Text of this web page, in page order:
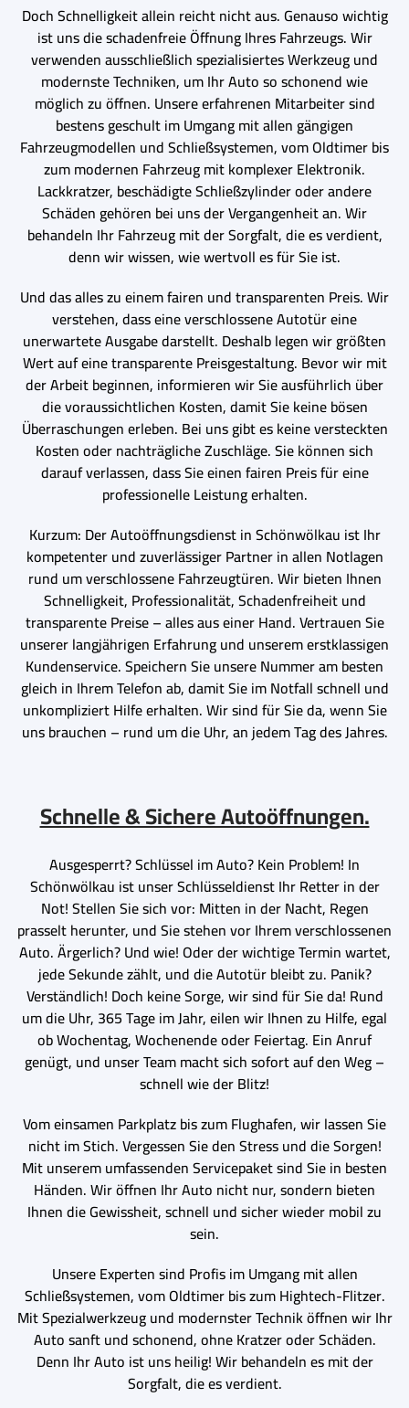
Doch Schnelligkeit allein reicht nicht aus. Genauso wichtig
ist uns die schadenfreie Öffnung Ihres Fahrzeugs. Wir
verwenden ausschließlich spezialisiertes Werkzeug und
modernste Techniken, um Ihr Auto so schonend wie
möglich zu öffnen. Unsere erfahrenen Mitarbeiter sind
bestens geschult im Umgang mit allen gängigen
Fahrzeugmodellen und Schließsystemen, vom Oldtimer bis
zum modernen Fahrzeug mit komplexer Elektronik.
Lackkratzer, beschädigte Schließzylinder oder andere
Schäden gehören bei uns der Vergangenheit an. Wir
behandeln Ihr Fahrzeug mit der Sorgfalt, die es verdient,
denn wir wissen, wie wertvoll es für Sie ist.
Und das alles zu einem fairen und transparenten Preis. Wir
verstehen, dass eine verschlossene Autotür eine
unerwartete Ausgabe darstellt. Deshalb legen wir größten
Wert auf eine transparente Preisgestaltung. Bevor wir mit
der Arbeit beginnen, informieren wir Sie ausführlich über
die voraussichtlichen Kosten, damit Sie keine bösen
Überraschungen erleben. Bei uns gibt es keine versteckten
Kosten oder nachträgliche Zuschläge. Sie können sich
darauf verlassen, dass Sie einen fairen Preis für eine
professionelle Leistung erhalten.
Kurzum: Der Autoöffnungsdienst in Schönwölkau ist Ihr
kompetenter und zuverlässiger Partner in allen Notlagen
rund um verschlossene Fahrzeugtüren. Wir bieten Ihnen
Schnelligkeit, Professionalität, Schadenfreiheit und
transparente Preise – alles aus einer Hand. Vertrauen Sie
unserer langjährigen Erfahrung und unserem erstklassigen
Kundenservice. Speichern Sie unsere Nummer am besten
gleich in Ihrem Telefon ab, damit Sie im Notfall schnell und
unkompliziert Hilfe erhalten. Wir sind für Sie da, wenn Sie
uns brauchen – rund um die Uhr, an jedem Tag des Jahres.
Schnelle & Sichere Autoöffnungen.
Ausgesperrt? Schlüssel im Auto? Kein Problem! In
Schönwölkau ist unser Schlüsseldienst Ihr Retter in der
Not! Stellen Sie sich vor: Mitten in der Nacht, Regen
prasselt herunter, und Sie stehen vor Ihrem verschlossenen
Auto. Ärgerlich? Und wie! Oder der wichtige Termin wartet,
jede Sekunde zählt, und die Autotür bleibt zu. Panik?
Verständlich! Doch keine Sorge, wir sind für Sie da! Rund
um die Uhr, 365 Tage im Jahr, eilen wir Ihnen zu Hilfe, egal
ob Wochentag, Wochenende oder Feiertag. Ein Anruf
genügt, und unser Team macht sich sofort auf den Weg –
schnell wie der Blitz!
Vom einsamen Parkplatz bis zum Flughafen, wir lassen Sie
nicht im Stich. Vergessen Sie den Stress und die Sorgen!
Mit unserem umfassenden Servicepaket sind Sie in besten
Händen. Wir öffnen Ihr Auto nicht nur, sondern bieten
Ihnen die Gewissheit, schnell und sicher wieder mobil zu
sein.
Unsere Experten sind Profis im Umgang mit allen
Schließsystemen, vom Oldtimer bis zum Hightech-Flitzer.
Mit Spezialwerkzeug und modernster Technik öffnen wir Ihr
Auto sanft und schonend, ohne Kratzer oder Schäden.
Denn Ihr Auto ist uns heilig! Wir behandeln es mit der
Sorgfalt, die es verdient.